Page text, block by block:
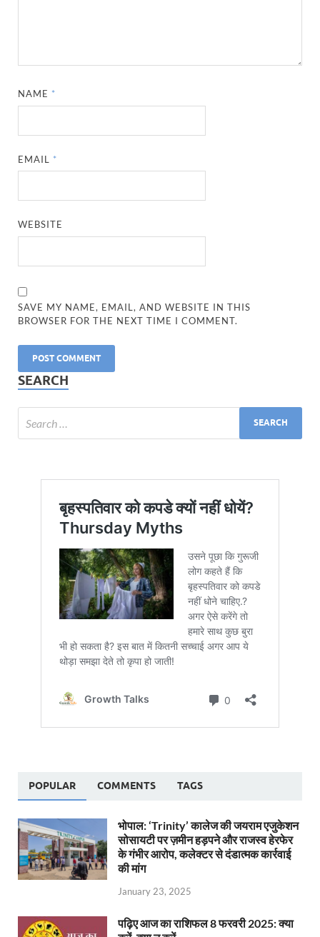
NAME *
EMAIL *
WEBSITE
SAVE MY NAME, EMAIL, AND WEBSITE IN THIS
BROWSER FOR THE NEXT TIME I COMMENT.
SEARCH
POPULAR COMMENTS TAGS
भोपाल: ‘Trinity’ कालेज की जयराम एजुकेशन
सोसायटी पर ज़मीन हड़पने और राजस्व हेरफेर
के गंभीर आरोप, कलेक्टर से दंडात्मक कार्रवाई
की मांग
January 23, 2025
पढ़िए आज का राशिफल 8 फरवरी 2025: क्या